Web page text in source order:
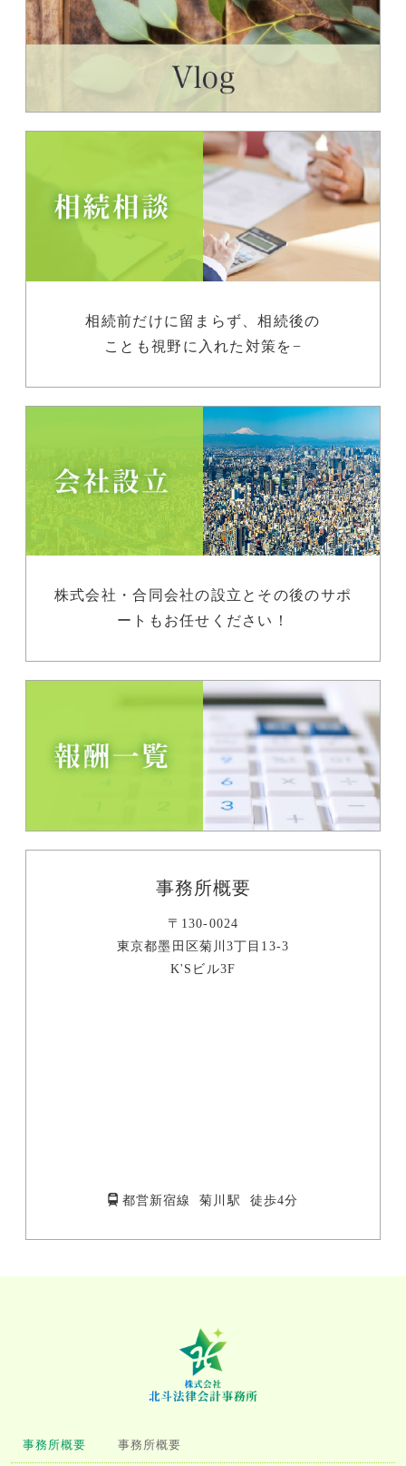
相続前だけに留まらず、相続後の
ことも視野に入れた対策を−
株式会社・合同会社の設立とその後のサポ
ートもお任せください！
事務所概要
〒130-0024
東京都墨田区菊川3丁目13-3
K'Sビル3F
都営新宿線 菊川駅 徒歩4分
事務所概要 事務所概要